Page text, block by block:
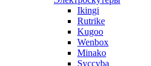
Ikingi
Rutrike
Kugoo
Wenbox
Minako
Syccyba